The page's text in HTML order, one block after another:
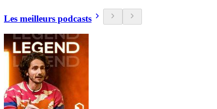
Les meilleurs podcasts